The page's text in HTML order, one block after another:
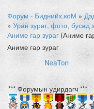
Форум - Биднийх.коМ »
» Уран зураг, фото, бусад
Аниме гар зураг (Аниме
Аниме гар зураг
NeaTon
*** Форумын удирдагч ***